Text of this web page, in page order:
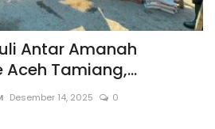
Antar Amanah
Tamiang,...
Desember 14, 2025 0